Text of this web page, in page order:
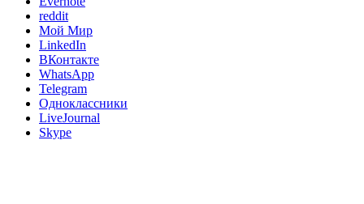
reddit
Мой Мир
LinkedIn
ВКонтакте
WhatsApp
Telegram
Одноклассники
LiveJournal
Skype